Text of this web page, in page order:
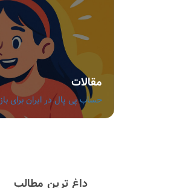
مقالات
حساب پی پال در ایران برای
داغ ترین مطالب